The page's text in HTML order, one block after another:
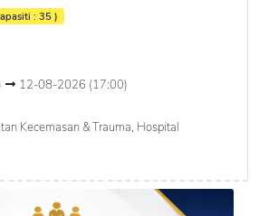
: 35 )
12-08-2026 (17:00)
Kecemasan & Trauma, Hospital